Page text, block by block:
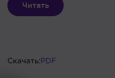
Читать
Скачать: PDF